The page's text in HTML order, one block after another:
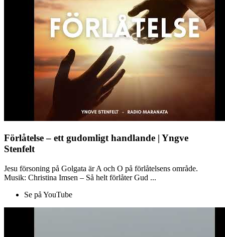
Förlåtelse – ett gudomligt handlande | Yngve
Stenfelt
Jesu försoning på Golgata är A och O på förlåtelsens område.
Musik: Christina Imsen – Så helt förlåter Gud ...
Se på YouTube